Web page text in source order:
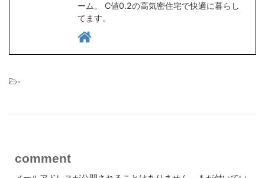
ーム。 C値0.2の高気密住宅で快適に暮らし
てます。
-
comment